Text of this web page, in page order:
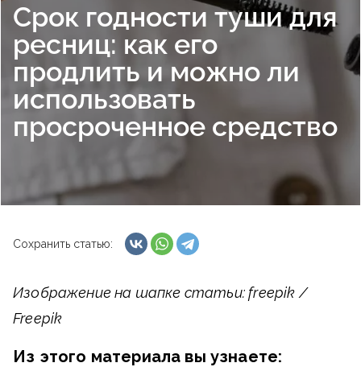
Срок годности туши для
ресниц: как его
продлить и можно ли
использовать
просроченное средство
Сохранить статью:
Изображение на шапке статьи: freepik /
Freepik
Из этого материала вы узнаете: